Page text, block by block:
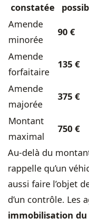
constatée
Amende
minorée
90 €
Amende
forfaitaire
135 €
Amende
majorée
375 €
Montant
maximal
750 €
Au-delà du
rappelle qu’un
aussi faire l’objet
d’un contrôle. Les
immobilisation du